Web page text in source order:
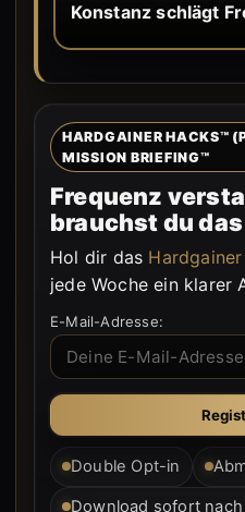
Konstanz schlägt
HARDGAINER HACKS™
MISSION BRIEFING™
Frequenz
brauchst du
Hol dir das
jede Woche ein klarer
E-Mail-Adresse:
Double Opt-in
Download sofort